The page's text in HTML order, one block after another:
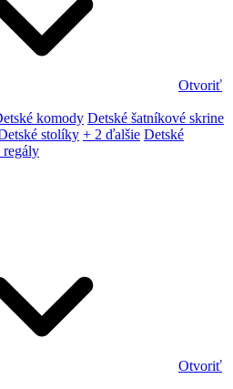
Otvoriť
komody Detské šatníkové skrine
stolíky + 2 ďalšie Detské
regály
Otvoriť